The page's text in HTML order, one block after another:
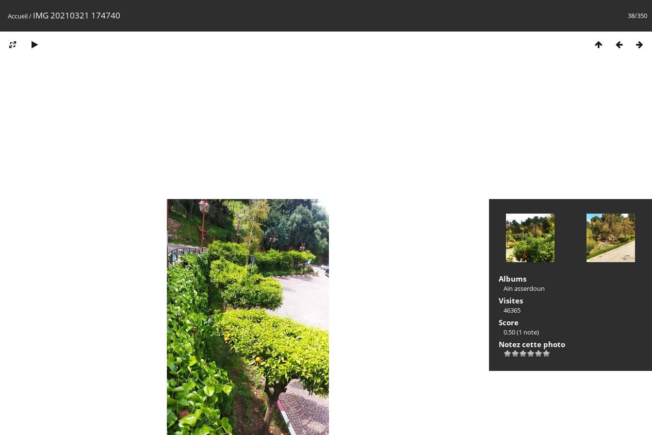
38/350
Accueil/ IMG 20210321 174740
Albums
Aïn asserdoun
Visites
46365
Score
0.50(1 note)
Notez cette photo